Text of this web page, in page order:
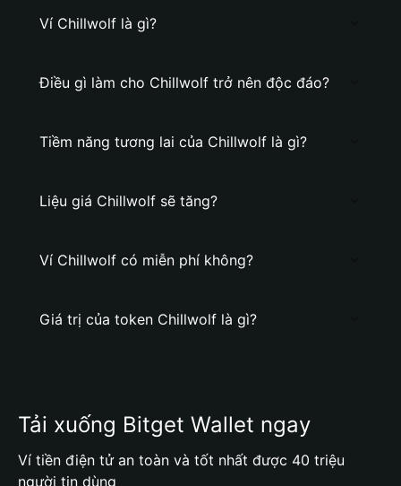
Ví Chillwolf là gì?
Điều gì làm cho Chillwolf trở nên độc đáo?
Tiềm năng tương lai của Chillwolf là gì?
Liệu giá Chillwolf sẽ tăng?
Ví Chillwolf có miễn phí không?
Giá trị của token Chillwolf là gì?
Tải xuống Bitget Wallet ngay
Ví tiền điện tử an toàn và tốt nhất được 40 triệu
người tin dùng